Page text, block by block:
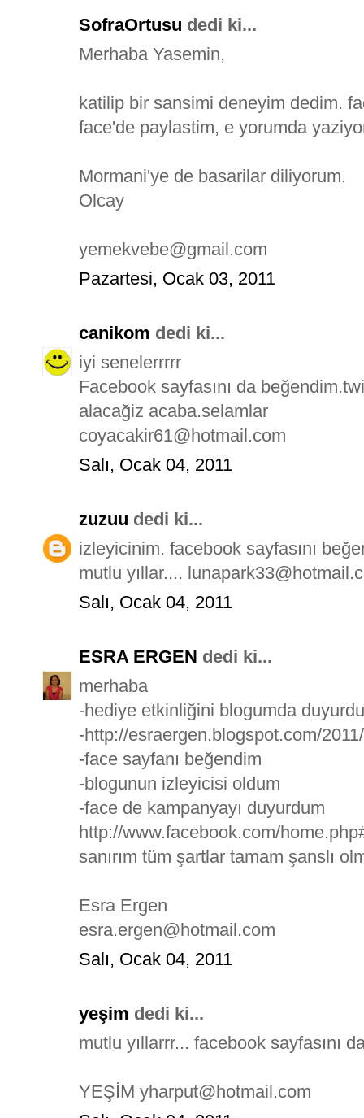
SofraOrtusu dedi ki...
Merhaba Yasemin,
katilip bir sansimi deneyim dedim.
face'de paylastim, e yorumda
Mormani'ye de basarilar diliyorum.
Olcay
yemekvebe@gmail.com
Pazartesi, Ocak 03, 2011
canikom dedi ki...
iyi senelerrrrr
Facebook sayfasını da
alacağiz acaba.selamlar
coyacakir61@hotmail.com
Salı, Ocak 04, 2011
zuzuu dedi ki...
izleyicinim. facebook sayfasını
mutlu yıllar....
Salı, Ocak 04, 2011
ESRA ERGEN dedi ki...
merhaba
-hediye etkinliğini blogumda
-http://esraergen.blogspot.com/
-face sayfanı beğendim
-blogunun izleyicisi oldum
-face de kampanyayı duyurdum
http://www.facebook.com/
sanırım tüm şartlar tamam şanslı
Esra Ergen
esra.ergen@hotmail.com
Salı, Ocak 04, 2011
yeşim dedi ki...
mutlu yıllarrr... facebook sayfasını
YEŞİM yharput@hotmail.com